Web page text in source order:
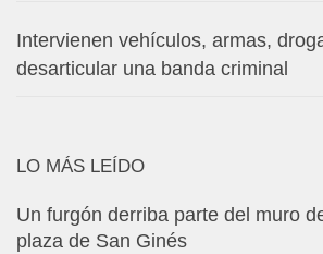
Intervienen vehículos, armas,
desarticular una banda criminal
LO MÁS LEÍDO
Un furgón derriba parte del muro
plaza de San Ginés